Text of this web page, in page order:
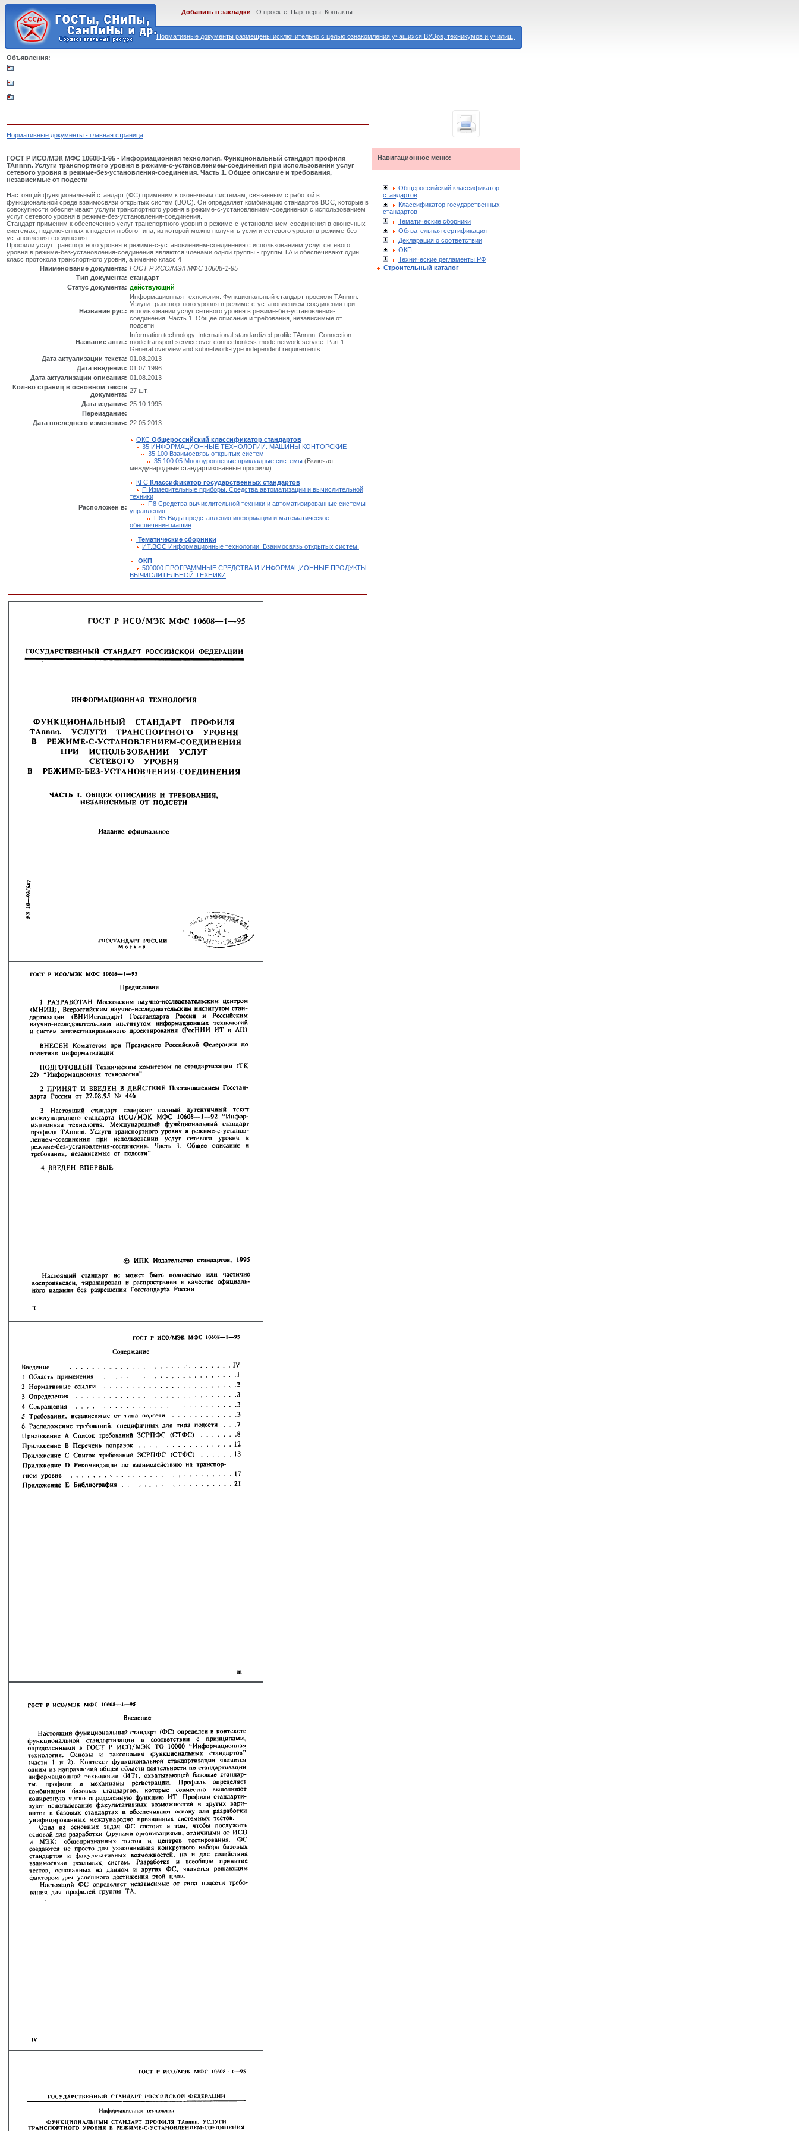
Нормативные документы размещены исключительно с целью ознакомления учащихся ВУЗов, техникумов и училищ.
Добавить в закладки О проекте Партнеры Контакты
Объявления:
Нормативные документы - главная страница
ГОСТ Р ИСО/МЭК МФС 10608-1-95 - Информационная технология. Функциональный стандарт профиля
ТАnnnn. Услуги транспортного уровня в режиме-с-установлением-соединения при использовании услуг
сетевого уровня в режиме-без-установления-соединения. Часть 1. Общее описание и требования,
независимые от подсети
Настоящий функциональный стандарт (ФС) применим к оконечным системам, связанным с работой в
функциональной среде взаимосвязи открытых систем (ВОС). Он определяет комбинацию стандартов ВОС, которые в
совокупности обеспечивают услуги транспортного уровня в режиме-с-установлением-соединения с использованием
услуг сетевого уровня в режиме-без-установления-соединения.
Стандарт применим к обеспечению услуг транспортного уровня в режиме-с-установлением-соединения в оконечных
системах, подключенных к подсети любого типа, из которой можно получить услуги сетевого уровня в режиме-без-
установления-соединения.
Профили услуг транспортного уровня в режиме-с-установлением-соединения с использованием услуг сетевого
уровня в режиме-без-установления-соединения являются членами одной группы - группы ТА и обеспечивают один
класс протокола транспортного уровня, а именно класс 4
Наименование документа: ГОСТ Р ИСО/МЭК МФС 10608-1-95
Тип документа: стандарт
Статус документа: действующий
Название рус.:
Информационная технология. Функциональный стандарт профиля ТАnnnn.
Услуги транспортного уровня в режиме-с-установлением-соединения при
использовании услуг сетевого уровня в режиме-без-установления-
соединения. Часть 1. Общее описание и требования, независимые от
подсети
Название англ.:
Information technology. International standardized profile TAnnnn. Connection-
mode transport service over connectionless-mode network service. Part 1.
General overview and subnetwork-type independent requirements
Дата актуализации текста: 01.08.2013
Дата введения: 01.07.1996
Дата актуализации описания: 01.08.2013
Кол-во страниц в основном тексте
документа: 27 шт.
Дата издания: 25.10.1995
Переиздание:
Дата последнего изменения: 22.05.2013
Расположен в:
ОКС Общероссийский классификатор стандартов
35 ИНФОРМАЦИОННЫЕ ТЕХНОЛОГИИ. МАШИНЫ КОНТОРСКИЕ
35.100 Взаимосвязь открытых систем
35.100.05 Многоуровневые прикладные системы (Включая
международные стандартизованные профили)
КГС Классификатор государственных стандартов
П Измерительные приборы. Средства автоматизации и вычислительной
техники
П8 Средства вычислительной техники и автоматизированные системы
управления
П85 Виды представления информации и математическое
обеспечение машин
Тематические сборники
ИТ.ВОС Информационные технологии. Взаимосвязь открытых систем.
ОКП
500000 ПРОГРАММНЫЕ СРЕДСТВА И ИНФОРМАЦИОННЫЕ ПРОДУКТЫ
ВЫЧИСЛИТЕЛЬНОЙ ТЕХНИКИ
Навигационное меню:
Общероссийский классификатор
стандартов
Классификатор государственных
стандартов
Тематические сборники
Обязательная сертификация
Декларация о соответствии
ОКП
Технические регламенты РФ
Строительный каталог